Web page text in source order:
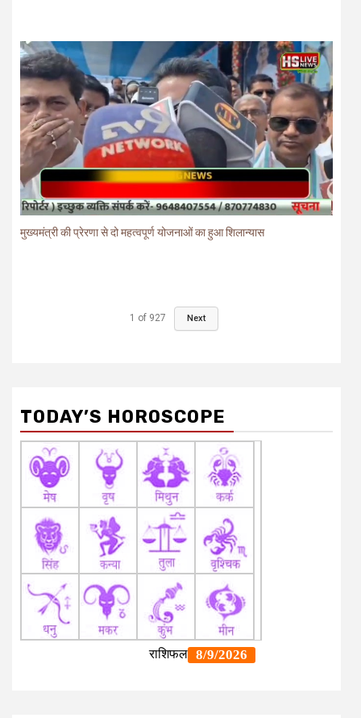
मुख्यमंत्री की प्रेरणा से दो महत्वपूर्ण योजनाओं का हुआ शिलान्यास
1 of 927 Next
TODAY’S HOROSCOPE